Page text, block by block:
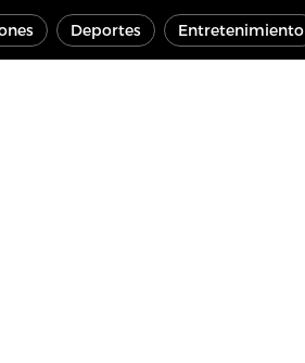
Deportes Entretenimiento